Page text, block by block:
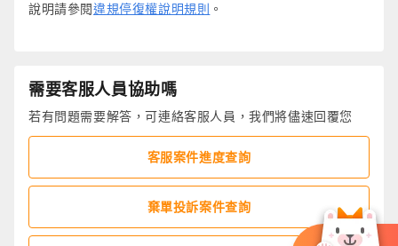
說明請參閱違規停復權說明規則 。
需要客服人員協助嗎
若有問題需要解答，可連絡客服人員，我們將儘速回覆您
客服案件進度查詢
棄單投訴案件查詢